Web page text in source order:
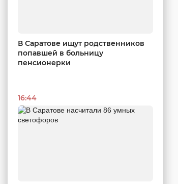
В Саратове ищут родственников
попавшей в больницу
пенсионерки
16:44